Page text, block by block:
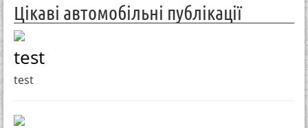
Цікаві автомобільні публікації
test
test